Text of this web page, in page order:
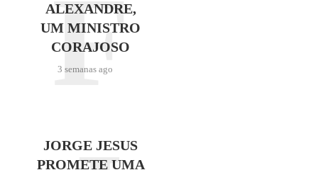
ALEXANDRE,
UM MINISTRO
CORAJOSO
3 semanas ago
F
JORGE JESUS
PROMETE UMA